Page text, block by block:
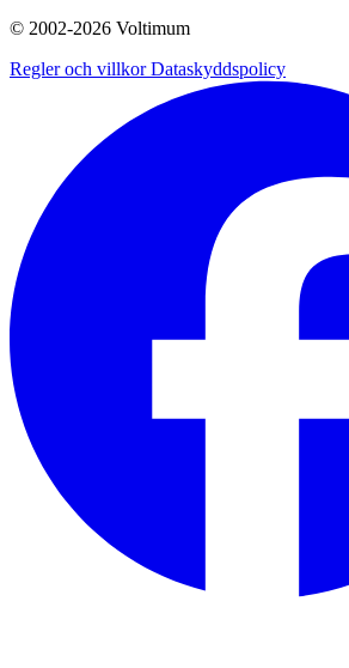
© 2002-2026 Voltimum
Regler och villkorDataskyddspolicy